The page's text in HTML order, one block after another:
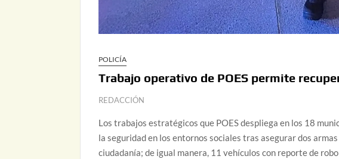
POLICÍA
Trabajo operativo de POES permite
REDACCIÓN
Los trabajos estratégicos que POES despliega en los 18
la seguridad en los entornos sociales tras asegurar dos
ciudadanía; de igual manera, 11 vehículos con reporte de